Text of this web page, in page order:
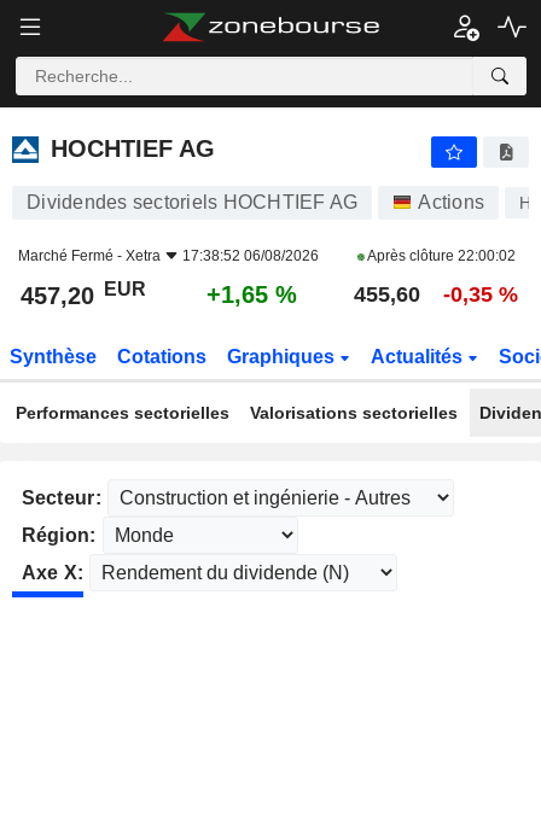
HOCHTIEF AG
HOCHTIEF AG
Dividendes sectoriels HOCHTIEF AG Actions
Marché Fermé - Xetra 17:38:52 06/08/2026 Après clôture 22:00:02
457,20 EUR +1,65 % 455,60 -0,35 %
Synthèse Cotations Graphiques Actualités
Performances sectorielles Valorisations sectorielles
Secteur:
Région:
Axe X: